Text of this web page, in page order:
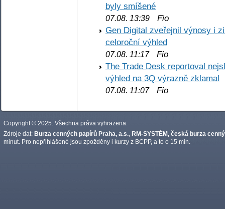
byly smíšené
07.08. 13:39 Fio
Gen Digital zveřejnil výnosy i
celoroční výhled
07.08. 11:17Fio
The Trade Desk reportoval
výhled na 3Q výrazně zklamal
07.08. 11:07Fio
Copyright © 2025. Všechna práva vyhrazena.
Zdroje dat: Burza cenných papírů Praha, a.s., RM-SYSTÉM, česká burza
minut. Pro nepřihlášené jsou zpožděny i kurzy z BCPP, a to o 15 min.